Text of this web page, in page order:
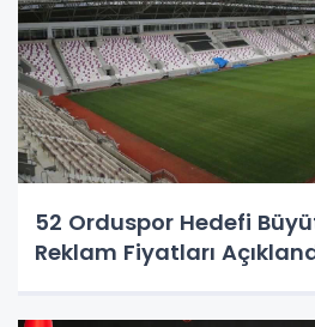
52 Orduspor Hedefi
Reklam Fiyatları